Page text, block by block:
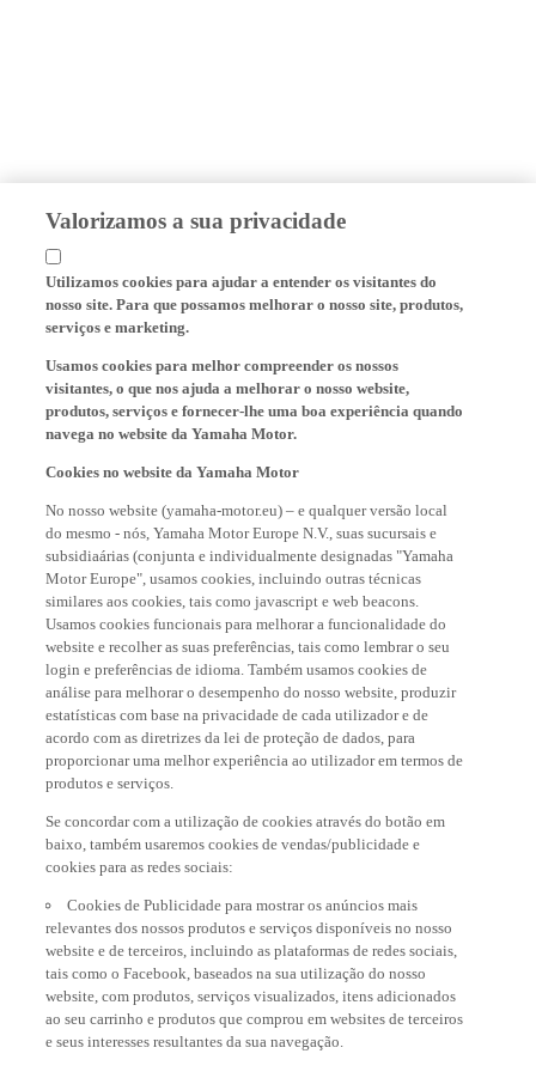
Valorizamos a sua privacidade
Utilizamos cookies para ajudar a entender os visitantes do
nosso site. Para que possamos melhorar o nosso site, produtos,
serviços e marketing.
visitantes, o que nos ajuda a melhorar o nosso website,
produtos, serviços e fornecer-lhe uma boa experiência quando
navega no website da Yamaha Motor.
do mesmo - nós, Yamaha Motor Europe N.V., suas sucursais e
subsidiaárias (conjunta e individualmente designadas "Yamaha
Motor Europe", usamos cookies, incluindo outras técnicas
similares aos cookies, tais como javascript e web beacons.
Usamos cookies funcionais para melhorar a funcionalidade do
website e recolher as suas preferências, tais como lembrar o seu
login e preferências de idioma. Também usamos cookies de
análise para melhorar o desempenho do nosso website, produzir
estatísticas com base na privacidade de cada utilizador e de
acordo com as diretrizes da lei de proteção de dados, para
proporcionar uma melhor experiência ao utilizador em termos de
produtos e serviços.
baixo, também usaremos cookies de vendas/publicidade e
cookies para as redes sociais:
relevantes dos nossos produtos e serviços disponíveis no nosso
website e de terceiros, incluindo as plataformas de redes sociais,
tais como o Facebook, baseados na sua utilização do nosso
website, com produtos, serviços visualizados, itens adicionados
ao seu carrinho e produtos que comprou em websites de terceiros
e seus interesses resultantes da sua navegação.